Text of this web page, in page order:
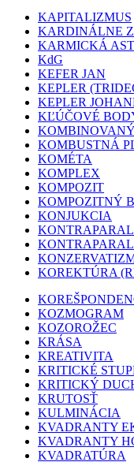
KAPITALIZMUS
KARDINÁLNE
KARMICKÁ
KdG
KEFER JAN
KEPLER
KEPLER
KĽÚČOVÉ
KOMBUSTNÁ
KOMÉTA
KOMPLEX
KOMPOZIT
KOMPOZITNÝ
KONJUKCIA
KOREKTÚRA
KOZMOGRAM
KOZOROŽEC
KRÁSA
KREATIVITA
KRITICKÉ
KRITICKÝ
KRUTOSŤ
KULMINÁCIA
KVADRANTY
KVADRANTY
KVADRATÚRA